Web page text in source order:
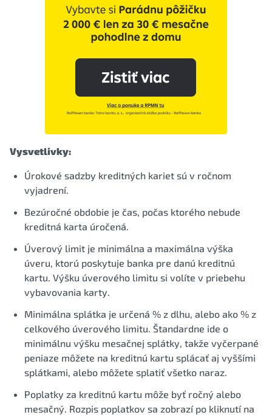
Vysvetlivky:
Úrokové sadzby kreditných kariet sú v ročnom
vyjadrení.
Bezúročné obdobie je čas, počas ktorého nebude
kreditná karta úročená.
Úverový limit je minimálna a maximálna výška
úveru, ktorú poskytuje banka pre danú kreditnú
kartu. Výšku úverového limitu si volíte v priebehu
vybavovania karty.
Minimálna splátka je určená % z dlhu, alebo ako % z
celkového úverového limitu. Štandardne ide o
minimálnu výšku mesačnej splátky, takže vyčerpané
peniaze môžete na kreditnú kartu splácať aj vyššími
splátkami, alebo môžete splatiť všetko naraz.
Poplatky za kreditnú kartu môže byť ročný alebo
mesačný. Rozpis poplatkov sa zobrazí po kliknutí na